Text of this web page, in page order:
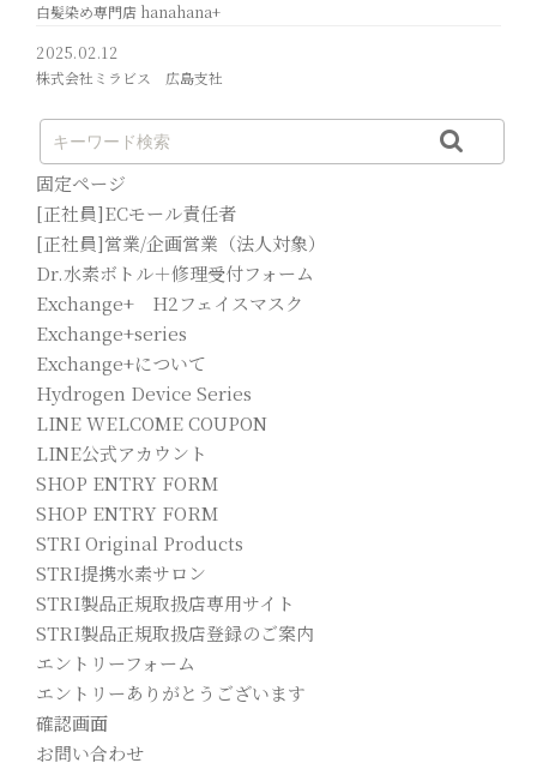
白髪染め専門店 hanahana+
2025.02.12
株式会社ミラビス 広島支社
固定ページ
[正社員]ECモール責任者
[正社員]営業/企画営業（法人対象）
Dr.水素ボトル＋修理受付フォーム
Exchange+ H2フェイスマスク
Exchange+series
Exchange+について
Hydrogen Device Series
LINE WELCOME COUPON
LINE公式アカウント
SHOP ENTRY FORM
SHOP ENTRY FORM
STRI Original Products
STRI提携水素サロン
STRI製品正規取扱店専用サイト
STRI製品正規取扱店登録のご案内
エントリーフォーム
エントリーありがとうございます
確認画面
お問い合わせ